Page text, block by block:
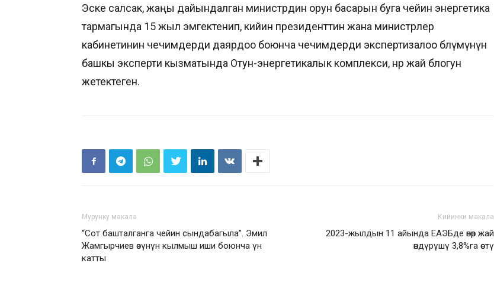
Эске салсак, жаңы дайындалган министрдин орун басарын буга чейин энергетика
тармагында 15 жыл эмгектенип, кийин президенттин жана министрлер
кабинетинин чечимдерди даярдоо боюнча чечимдерди экспертизалоо бөлүмүнүн
башкы эксперти кызматында Отун-энергетикалык комплекси, өнөр жай блогун
жетектеген.
Мурунку макала
“Сот башталганга чейин сындабагыла”. Эмил
Жамгырчиев өзүнүн кылмыш иши боюнча үн
катты
Кийинки макала
2023-жылдын 11 айында ЕАЭБде өнөр жай
өндүрүшү 3,8%га өстү